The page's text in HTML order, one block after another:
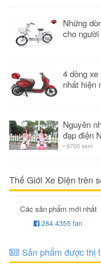
Những
cho
4 dòng
nhất hiện
Nguyên
đạp điện
• 9700 xem
Thế Giới Xe Điện trên
Các sản phẩm mới nhất
284.4355 fan
Sản phẩm được thị